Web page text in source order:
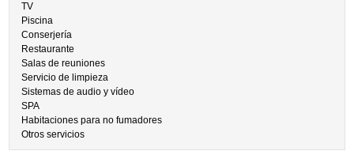
TV
Piscina
Conserjería
Restaurante
Salas de reuniones
Servicio de limpieza
Sistemas de audio y vídeo
SPA
Habitaciones para no fumadores
Otros servicios